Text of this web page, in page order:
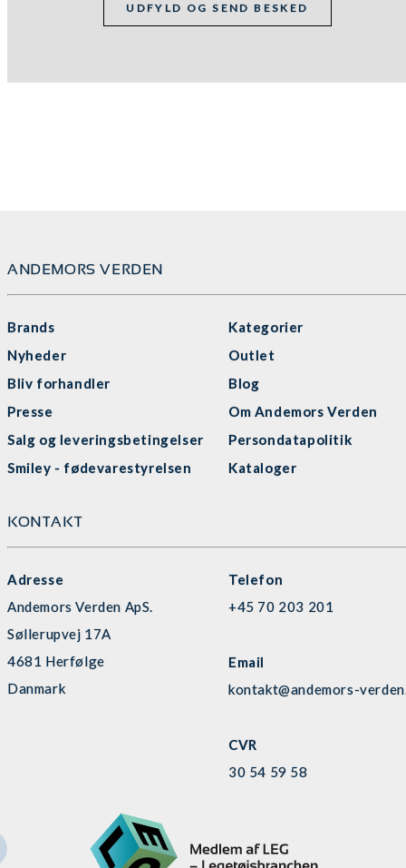
UDFYLD OG SEND BESKED
ANDEMORS VERDEN
Brands
Kategorier
Nyheder
Outlet
Bliv forhandler
Blog
Presse
Om Andemors Verden
Salg og leveringsbetingelser
Persondatapolitik
Smiley - fødevarestyrelsen
Kataloger
KONTAKT
Adresse
Andemors Verden ApS.
Søllerupvej 17A
4681 Herfølge
Danmark
Telefon
+45 70 203 201
Email
kontakt@andemors-
CVR
30 54 59 58